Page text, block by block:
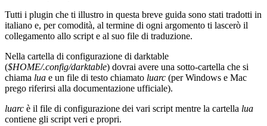
Tutti i plugin che ti illustro in questa breve guida sono stati tradotti in
italiano e, per comodità, al termine di ogni argomento ti lascerò il
collegamento allo script e al suo file di traduzione.
Nella cartella di configurazione di darktable
($HOME/.config/darktable) dovrai avere una sotto-cartella che si
chiama lua e un file di testo chiamato luarc (per Windows e Mac
prego riferirsi alla documentazione ufficiale).
luarc è il file di configurazione dei vari script mentre la cartella lua
contiene gli script veri e propri.